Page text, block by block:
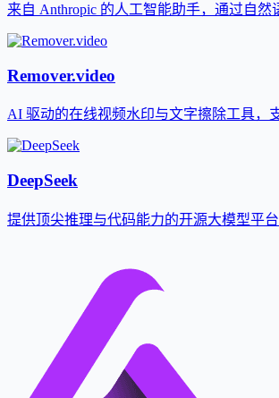
来自 Anthropic 的人工智能助手，通过自然
Remover.video
AI 驱动的在线视频水印与文字擦除工具，
DeepSeek
提供顶尖推理与代码能力的开源大模型平